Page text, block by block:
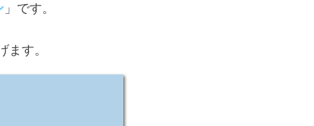
」です。
す。